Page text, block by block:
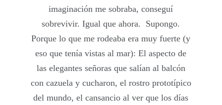
imaginación me sobraba, conseguí
sobrevivir. Igual que ahora. Supongo.
Porque lo que me rodeaba era muy fuerte (y
eso que tenía vistas al mar): El aspecto de
las elegantes señoras que salían al balcón
con cazuela y cucharon, el rostro prototípico
del mundo, el cansancio al ver que los días